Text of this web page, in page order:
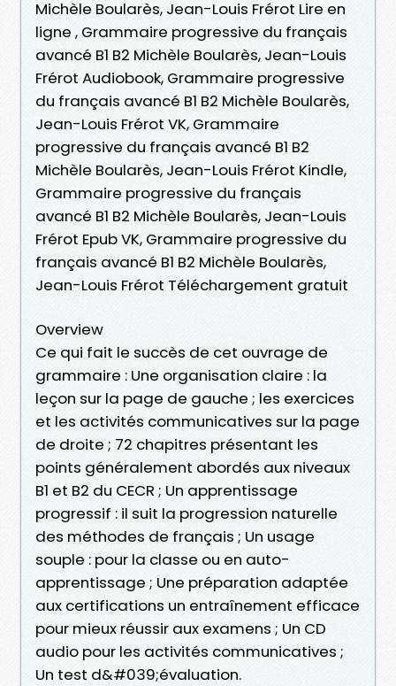
Michèle Boularès, Jean-Louis Frérot Lire en
ligne , Grammaire progressive du français
avancé B1 B2 Michèle Boularès, Jean-Louis
Frérot Audiobook, Grammaire progressive
du français avancé B1 B2 Michèle Boularès,
Jean-Louis Frérot VK, Grammaire
progressive du français avancé B1 B2
Michèle Boularès, Jean-Louis Frérot Kindle,
Grammaire progressive du français
avancé B1 B2 Michèle Boularès, Jean-Louis
Frérot Epub VK, Grammaire progressive du
français avancé B1 B2 Michèle Boularès,
Jean-Louis Frérot Téléchargement gratuit
Overview
Ce qui fait le succès de cet ouvrage de
grammaire : Une organisation claire : la
leçon sur la page de gauche ; les exercices
et les activités communicatives sur la page
de droite ; 72 chapitres présentant les
points généralement abordés aux niveaux
B1 et B2 du CECR ; Un apprentissage
progressif : il suit la progression naturelle
des méthodes de français ; Un usage
souple : pour la classe ou en auto-
apprentissage ; Une préparation adaptée
aux certifications un entraînement efficace
pour mieux réussir aux examens ; Un CD
audio pour les activités communicatives ;
Un test d&#039;évaluation.